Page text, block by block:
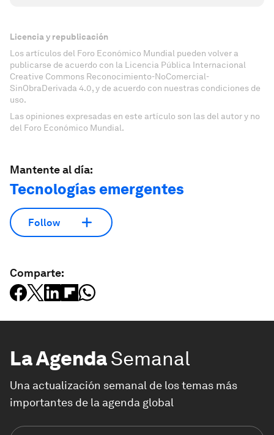
Licencia y republicación
Los artículos del Foro Económico Mundial pueden volver a
publicarse de acuerdo con la Licencia Pública Internacional
Creative Commons Reconocimiento-NoComercial-
SinObraDerivada 4.0, y de acuerdo con nuestras condiciones de
uso.
Las opiniones expresadas en este artículo son las del autor y no
del Foro Económico Mundial.
Mantente al día:
Tecnologías emergentes
Follow
Comparte:
La AgendaSemanal
Una actualización semanal de los temas más
importantes de la agenda global